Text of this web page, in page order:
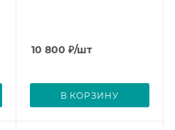
10 800 ₽/шт
В КОРЗИНУ